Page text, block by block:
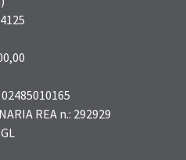
REA n.: 292929